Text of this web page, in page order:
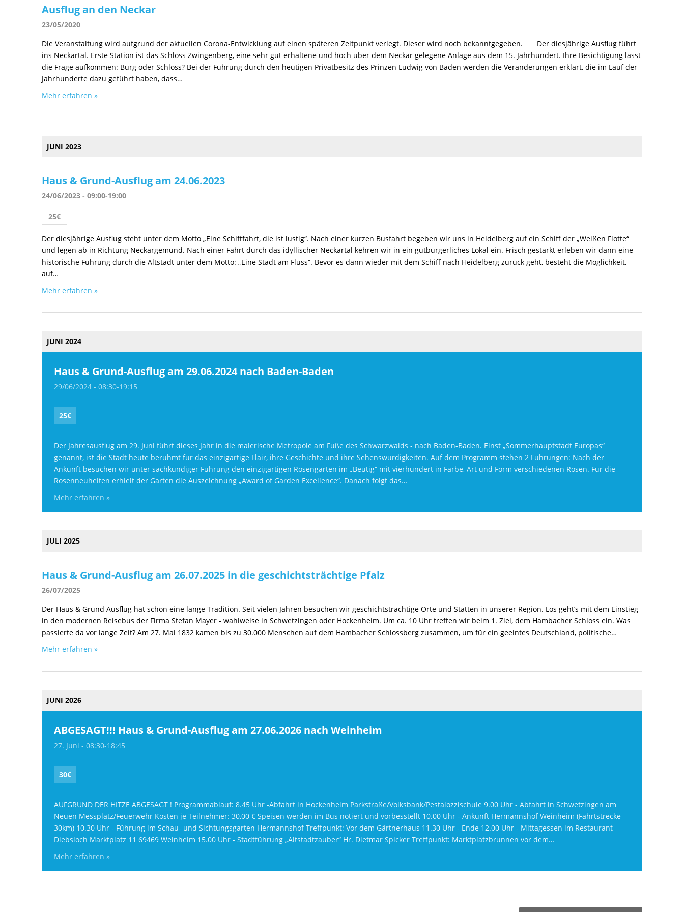
Ausflug an den Neckar
23/05/2020
Die Veranstaltung wird aufgrund der aktuellen Corona-Entwicklung auf einen späteren Zeitpunkt verlegt. Dieser wird noch bekanntgegeben. Der diesjährige Ausflug führt
ins Neckartal. Erste Station ist das Schloss Zwingenberg, eine sehr gut erhaltene und hoch über dem Neckar gelegene Anlage aus dem 15. Jahrhundert. Ihre Besichtigung lässt
die Frage aufkommen: Burg oder Schloss? Bei der Führung durch den heutigen Privatbesitz des Prinzen Ludwig von Baden werden die Veränderungen erklärt, die im Lauf der
Jahrhunderte dazu geführt haben, dass…
Mehr erfahren »
JUNI 2023
Haus & Grund-Ausflug am 24.06.2023
24/06/2023 - 09:00-19:00
25€
Der diesjährige Ausflug steht unter dem Motto „Eine Schifffahrt, die ist lustig“. Nach einer kurzen Busfahrt begeben wir uns in Heidelberg auf ein Schiff der „Weißen Flotte“
und legen ab in Richtung Neckargemünd. Nach einer Fahrt durch das idyllischer Neckartal kehren wir in ein gutbürgerliches Lokal ein. Frisch gestärkt erleben wir dann eine
historische Führung durch die Altstadt unter dem Motto: „Eine Stadt am Fluss“. Bevor es dann wieder mit dem Schiff nach Heidelberg zurück geht, besteht die Möglichkeit,
auf…
Mehr erfahren »
JUNI 2024
Haus & Grund-Ausflug am 29.06.2024 nach Baden-Baden
29/06/2024 - 08:30-19:15
25€
Der Jahresausflug am 29. Juni führt dieses Jahr in die malerische Metropole am Fuße des Schwarzwalds - nach Baden-Baden. Einst „Sommerhauptstadt Europas“
genannt, ist die Stadt heute berühmt für das einzigartige Flair, ihre Geschichte und ihre Sehenswürdigkeiten. Auf dem Programm stehen 2 Führungen: Nach der
Ankunft besuchen wir unter sachkundiger Führung den einzigartigen Rosengarten im „Beutig“ mit vierhundert in Farbe, Art und Form verschiedenen Rosen. Für die
Rosenneuheiten erhielt der Garten die Auszeichnung „Award of Garden Excellence“. Danach folgt das…
Mehr erfahren »
JULI 2025
Haus & Grund-Ausflug am 26.07.2025 in die geschichtsträchtige Pfalz
26/07/2025
Der Haus & Grund Ausflug hat schon eine lange Tradition. Seit vielen Jahren besuchen wir geschichtsträchtige Orte und Stätten in unserer Region. Los geht’s mit dem Einstieg
in den modernen Reisebus der Firma Stefan Mayer - wahlweise in Schwetzingen oder Hockenheim. Um ca. 10 Uhr treffen wir beim 1. Ziel, dem Hambacher Schloss ein. Was
passierte da vor lange Zeit? Am 27. Mai 1832 kamen bis zu 30.000 Menschen auf dem Hambacher Schlossberg zusammen, um für ein geeintes Deutschland, politische…
Mehr erfahren »
JUNI 2026
ABGESAGT!!! Haus & Grund-Ausflug am 27.06.2026 nach Weinheim
27. Juni - 08:30-18:45
30€
AUFGRUND DER HITZE ABGESAGT ! Programmablauf: 8.45 Uhr -Abfahrt in Hockenheim Parkstraße/Volksbank/Pestalozzischule 9.00 Uhr - Abfahrt in Schwetzingen am
Neuen Messplatz/Feuerwehr Kosten je Teilnehmer: 30,00 € Speisen werden im Bus notiert und vorbesstellt 10.00 Uhr - Ankunft Hermannshof Weinheim (Fahrtstrecke
30km) 10.30 Uhr - Führung im Schau- und Sichtungsgarten Hermannshof Treffpunkt: Vor dem Gärtnerhaus 11.30 Uhr - Ende 12.00 Uhr - Mittagessen im Restaurant
Diebsloch Marktplatz 11 69469 Weinheim 15.00 Uhr - Stadtführung „Altstadtzauber“ Hr. Dietmar Spicker Treffpunkt: Marktplatzbrunnen vor dem…
Mehr erfahren »